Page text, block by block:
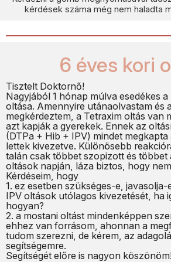
kérdések száma még nem haladta
6 éves kori
Tisztelt Doktornő!
Nagyjából 1 hónap múlva esedékes
oltása. Amennyire utánaolvastam és
megkérdeztem, a Tetraxim oltás van
azt kapják a gyerekek. Ennek az
(DTPa + Hib + IPV) mindet megkapta
lettek kivezetve. Különösebb
talán csak többet szopizott és többet
oltások napján, láza biztos, hogy
Kérdéseim, hogy
1. ez esetben szükséges-e, javasolja-
IPV oltások utólagos kivezetését, ha
hogyan?
2. a mostani oltást mindenképpen
ehhez van forrásom, ahonnan a
tudom szerezni, de kérem, az
segítségemre.
Segítségét előre is nagyon